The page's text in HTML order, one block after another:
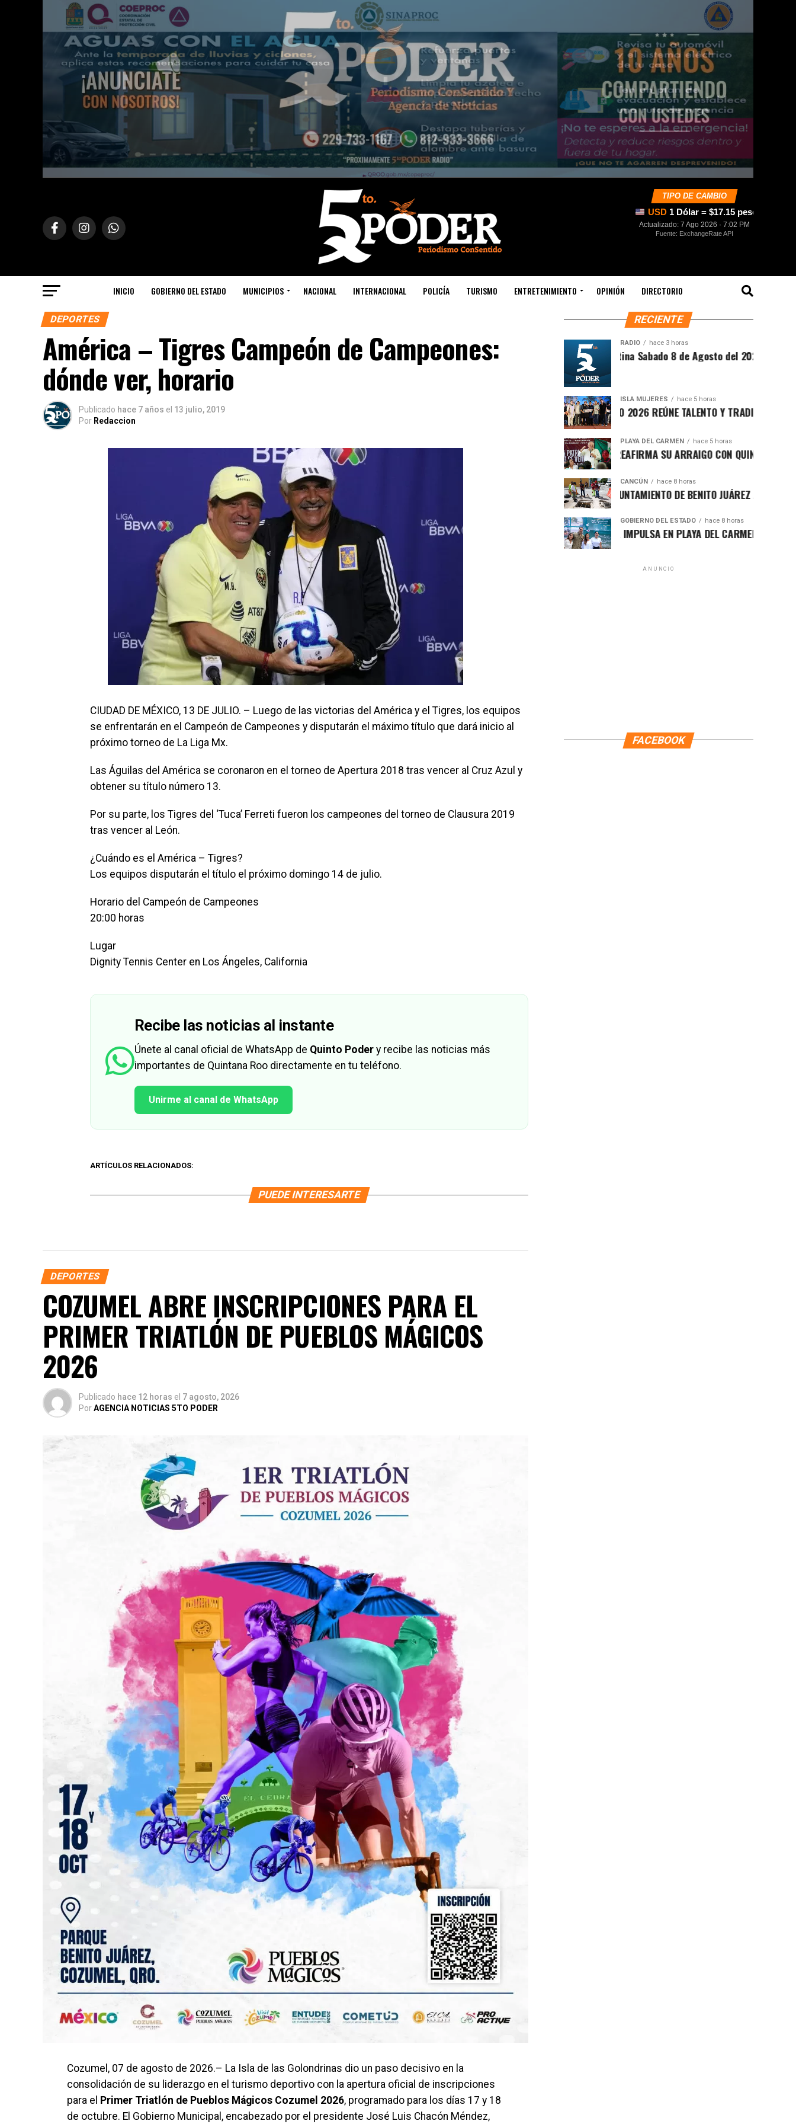
TIPO DE CAMBIO
USD 1 Dólar = $17.15 pesos
Actualizado: 7 Ago 2026 · 7:02 PM
Fuente: ExchangeRate API
INICIO GOBIERNO DEL ESTADO MUNICIPIOS NACIONAL INTERNACIONAL POLICÍA TURISMO ENTRETENIMIENTO OPINIÓN DIRECTORIO
DEPORTES
América – Tigres Campeón de Campeones:
dónde ver, horario
Publicado hace 7 años el 13 julio, 2019
Por Redaccion
CIUDAD DE MÉXICO, 13 DE JULIO. – Luego de las victorias del América y el Tigres, los equipos
se enfrentarán en el Campeón de Campeones y disputarán el máximo título que dará inicio al
próximo torneo de La Liga Mx.
Las Águilas del América se coronaron en el torneo de Apertura 2018 tras vencer al Cruz Azul y
obtener su título número 13.
Por su parte, los Tigres del ‘Tuca’ Ferreti fueron los campeones del torneo de Clausura 2019
tras vencer al León.
¿Cuándo es el América – Tigres?
Los equipos disputarán el título el próximo domingo 14 de julio.
Horario del Campeón de Campeones
20:00 horas
Lugar
Dignity Tennis Center en Los Ángeles, California
Recibe las noticias al instante
Únete al canal oficial de WhatsApp de Quinto Poder y recibe las noticias más
importantes de Quintana Roo directamente en tu teléfono.
Unirme al canal de WhatsApp
ARTÍCULOS RELACIONADOS:
PUEDE INTERESARTE
DEPORTES
COZUMEL ABRE INSCRIPCIONES PARA EL
PRIMER TRIATLÓN DE PUEBLOS MÁGICOS
2026
Publicado hace 12 horas el 7 agosto, 2026
PorAGENCIA NOTICIAS 5TO PODER
Cozumel, 07 de agosto de 2026.– La Isla de las Golondrinas dio un paso decisivo en la
consolidación de su liderazgo en el turismo deportivo con la apertura oficial de inscripciones
para el Primer Triatlón de Pueblos Mágicos Cozumel 2026, programado para los días 17 y 18
de octubre. El Gobierno Municipal, encabezado por el presidente José Luis Chacón Méndez,
RECIENTE
RADIO hace 3 horas
Síntesis Matutina Sabado 8 de Agosto del 2026
ISLA MUJERES hace 5 horas
CEVICHE ISLEÑO 2026 REÚNE TALENTO Y TRADICIÓN EN ISLA
PLAYA DEL CARMEN hace 5 horas
RAFA MARÍN REAFIRMA SU ARRAIGO CON QUINTANA ROO Y
CANCÚN hace 8 horas
FORTALECE AYUNTAMIENTO DE BENITO JUÁREZ ACCIONES
GOBIERNO DEL ESTADO hace 8 horas
MARA LEZAMA IMPULSA EN PLAYA DEL CARMEN EL PRIMER
ANUNCIO
FACEBOOK